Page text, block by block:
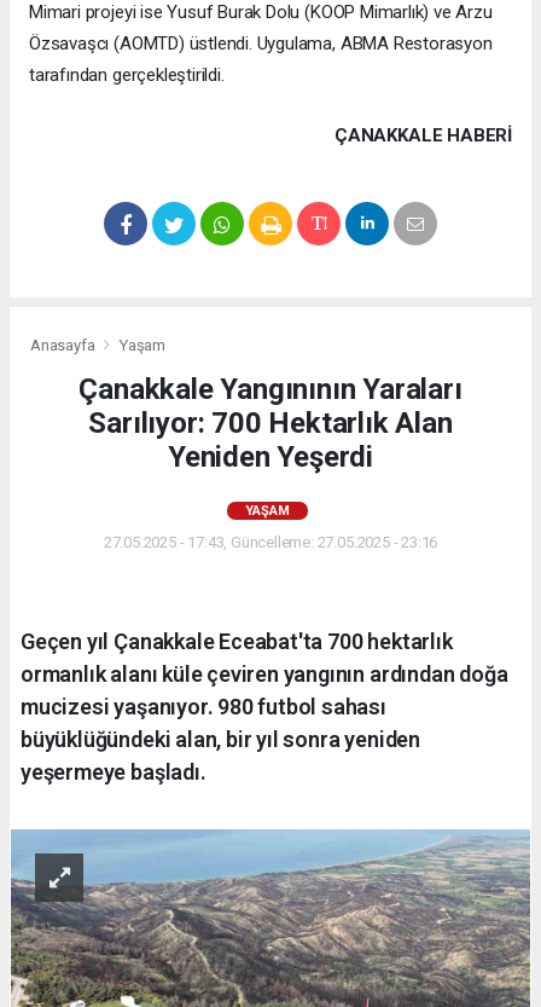
Mimari projeyi ise Yusuf Burak Dolu (KOOP Mimarlık) ve Arzu
Özsavaşcı (AOMTD) üstlendi. Uygulama, ABMA Restorasyon
tarafından gerçekleştirildi.
ÇANAKKALE HABERİ
Anasayfa Yaşam
Çanakkale Yangınının Yaraları
Sarılıyor: 700 Hektarlık Alan
Yeniden Yeşerdi
YAŞAM
27.05.2025 - 17:43, Güncelleme: 27.05.2025 - 23:16
Geçen yıl Çanakkale Eceabat'ta 700 hektarlık
ormanlık alanı küle çeviren yangının ardından doğa
mucizesi yaşanıyor. 980 futbol sahası
büyüklüğündeki alan, bir yıl sonra yeniden
yeşermeye başladı.